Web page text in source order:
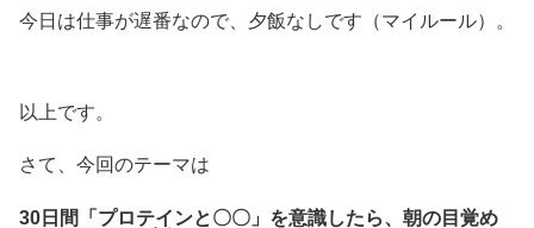
今日は仕事が遅番なので、夕飯なしです（マイルール）。
以上です。
さて、今回のテーマは
30日間「プロテインと〇〇」を意識したら、朝の目覚め